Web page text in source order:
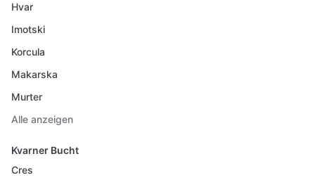
Hvar
Imotski
Korcula
Makarska
Murter
Alle anzeigen
Kvarner Bucht
Cres